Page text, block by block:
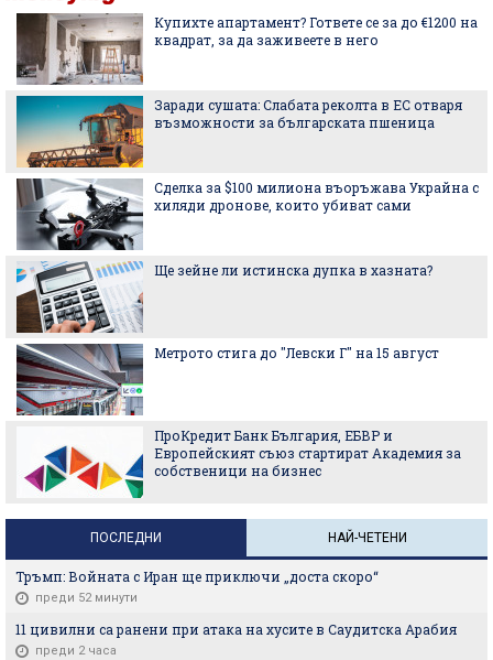
Купихте апартамент? Гответе се за до €1200 на
квадрат, за да заживеете в него
Заради сушата: Слабата реколта в ЕС отваря
възможности за българската пшеница
Сделка за $100 милиона въоръжава Украйна с
хиляди дронове, които убиват сами
Ще зейне ли истинска дупка в хазната?
Метрото стига до "Левски Г" на 15 август
ПроКредит Банк България, ЕБВР и
Европейският съюз стартират Академия за
собственици на бизнес
ПОСЛЕДНИ НАЙ-ЧЕТЕНИ
Тръмп: Войната с Иран ще приключи „доста скоро“
преди 52 минути
11 цивилни са ранени при атака на хусите в Саудитска Арабия
преди 2 часа